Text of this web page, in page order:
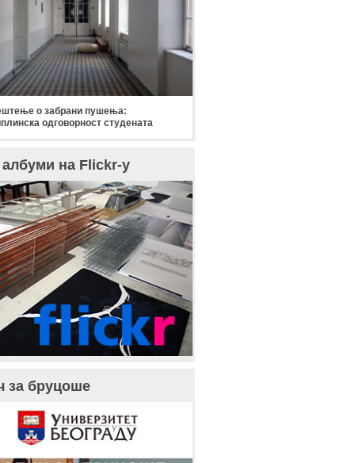
о забрани пушења:
одговорност студената
на Flickr-у
за бруцоше